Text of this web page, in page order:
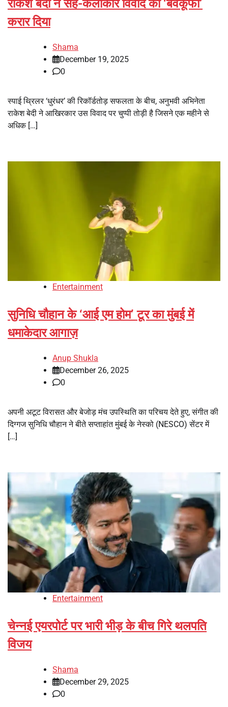
राकेश बेदी ने सह-कलाकार विवाद को ‘बेवकूफी’
करार दिया
Shama
December 19, 2025
0
स्पाई थ्रिलर ‘धुरंधर’ की रिकॉर्डतोड़ सफलता के बीच, अनुभवी अभिनेता
राकेश बेदी ने आखिरकार उस विवाद पर चुप्पी तोड़ी है जिसने एक महीने से
अधिक […]
Entertainment
सुनिधि चौहान के ‘आई एम होम’ टूर का मुंबई में
धमाकेदार आगाज़
Anup Shukla
December 26, 2025
0
अपनी अटूट विरासत और बेजोड़ मंच उपस्थिति का परिचय देते हुए, संगीत की
दिग्गज सुनिधि चौहान ने बीते सप्ताहांत मुंबई के नेस्को (NESCO) सेंटर में
[…]
Entertainment
चेन्नई एयरपोर्ट पर भारी भीड़ के बीच गिरे थलपति
विजय
Shama
December 29, 2025
0